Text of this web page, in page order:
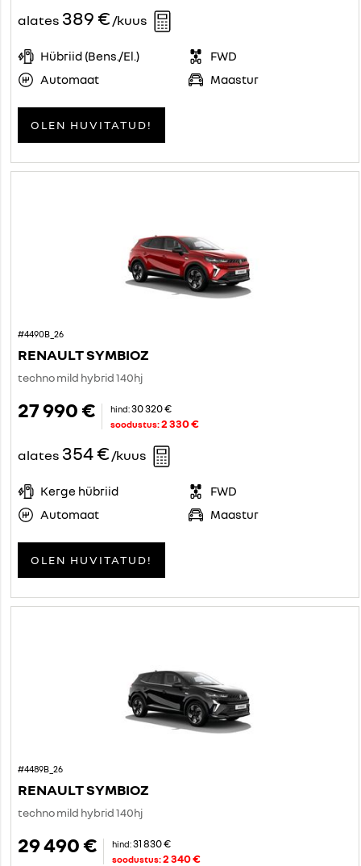
alates 389 €/kuus
Hübriid (Bens./El.)
FWD
Automaat
Maastur
OLEN HUVITATUD!
#4490B_26
RENAULT SYMBIOZ
techno mild hybrid 140hj
27 990 € hind: 30 320 €
soodustus:2 330 €
alates 354 €/kuus
Kerge hübriid
FWD
Automaat
Maastur
OLEN HUVITATUD!
#4489B_26
RENAULT SYMBIOZ
techno mild hybrid 140hj
29 490 € hind: 31 830 €
soodustus:2 340 €